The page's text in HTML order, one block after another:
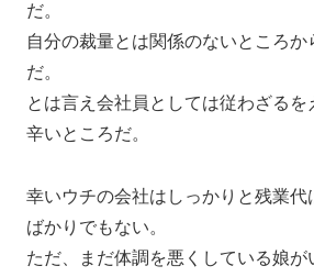
だ。
自分の裁量とは関係のないところ
だ。
とは言え会社員としては従わざるを
辛いところだ。
幸いウチの会社はしっかりと残業代
ばかりでもない。
ただ、まだ体調を悪くしている娘